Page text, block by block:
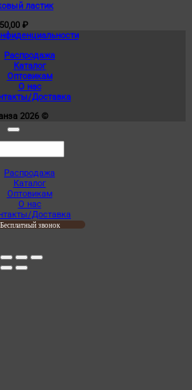
ластик
50,00 ₽
Распродажа
Каталог
Оптовикам
О нас
Доставка
2026 ©
Распродажа
Каталог
Оптовикам
О нас
Доставка
Бесплатный звонок